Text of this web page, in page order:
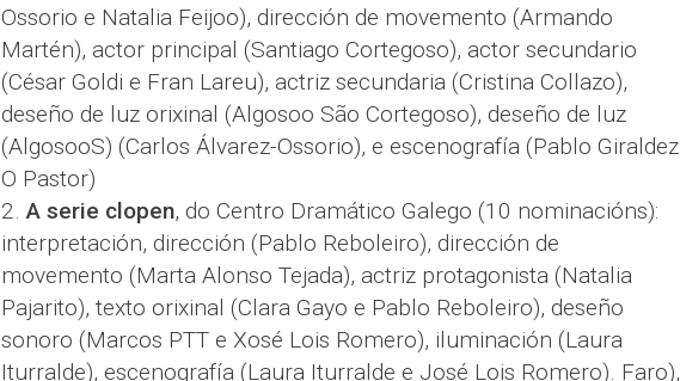
Ossorio e Natalia Feijoo), dirección de movemento (Armando
Martén), actor principal (Santiago Cortegoso), actor secundario
(César Goldi e Fran Lareu), actriz secundaria (Cristina Collazo),
deseño de luz orixinal (Algosoo São Cortegoso), deseño de luz
(AlgosooS) (Carlos Álvarez-Ossorio), e escenografía (Pablo Giraldez
O Pastor)
2.A serie clopen, do Centro Dramático Galego (10 nominacións):
interpretación, dirección (Pablo Reboleiro), dirección de
movemento (Marta Alonso Tejada), actriz protagonista (Natalia
Pajarito), texto orixinal (Clara Gayo e Pablo Reboleiro), deseño
sonoro (Marcos PTT e Xosé Lois Romero), iluminación (Laura
Iturralde), escenografía (Laura Iturralde e José Lois Romero). Faro),